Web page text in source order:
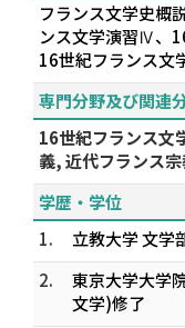
フランス文学史概
ンス文学演習Ⅳ、
16世紀フランス文
専門分野及び関連
16世紀フランス文
義, 近代フランス
学歴・学位
1.
立教大学 文学
2.
東京大学大学
文学)修了